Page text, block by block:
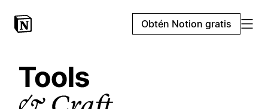
Obtén Notion gratis